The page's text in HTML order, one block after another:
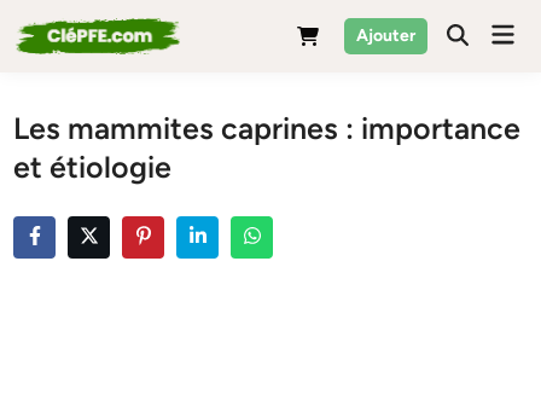
to
Ajouter
Les mammites caprines : importance
et étiologie